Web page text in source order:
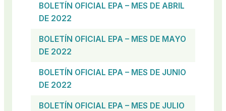
BOLETÍN OFICIAL EPA – MES DE ABRIL
DE 2022
BOLETÍN OFICIAL EPA – MES DE MAYO
DE 2022
BOLETÍN OFICIAL EPA – MES DE JUNIO
DE 2022
BOLETÍN OFICIAL EPA – MES DE JULIO